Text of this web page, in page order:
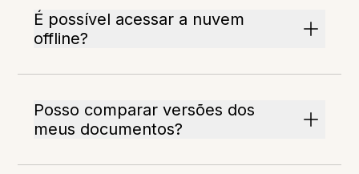
É possível acessar a nuvem
offline?
Posso comparar versões dos
meus documentos?